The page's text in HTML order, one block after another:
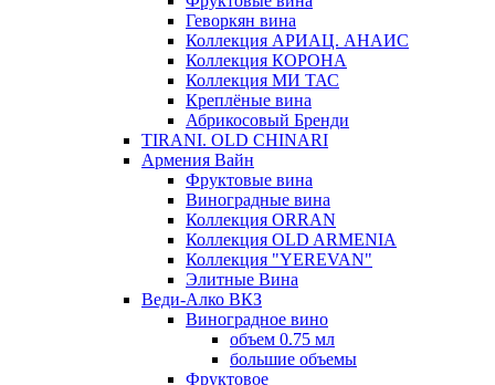
Геворкян вина
Коллекция АРИАЦ. АНАИС
Коллекция КОРОНА
Коллекция МИ ТАС
Креплёные вина
Абрикосовый Бренди
TIRANI. OLD CHINARI
Армения Вайн
Фруктовые вина
Виноградные вина
Коллекция ORRAN
Коллекция OLD ARMENIA
Коллекция "YEREVAN"
Элитные Вина
Веди-Алко ВКЗ
Виноградное вино
объем 0.75 мл
большие объемы
Фруктовое